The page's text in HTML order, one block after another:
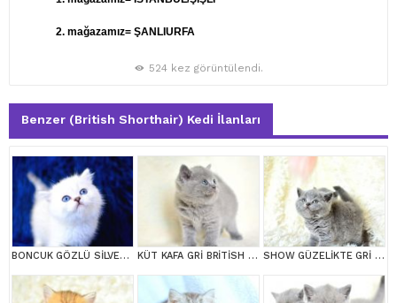
2. mağazamız= ŞANLIURFA
524 kez görüntülendi.
Benzer (British Shorthair) Kedi İlanları
BONCUK GÖZLÜ SİLVER BRİTİSH SHORTHAİR NS1133 KÜT KAFA GRİ BRİTİSH SHORTHAİR SHOW GÜZELİKTE GRİ BRİTİSH SHORTHAİR YAVRUMUZ